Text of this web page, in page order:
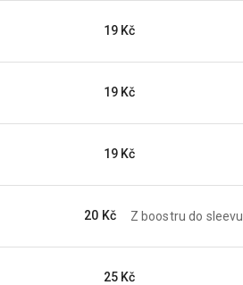
19 Kč
19 Kč
19 Kč
20 Kč Z boostru do sleevu
25 Kč